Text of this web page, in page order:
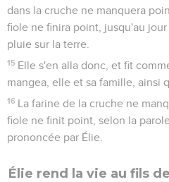
dans la cruche ne manquera
fiole ne finira point, jusqu'au
pluie sur la terre.
15 Elle s'en alla donc, et fit
mangea, elle et sa famille, ainsi
16 La farine de la cruche ne
fiole ne finit point, selon la
prononcée par Élie.
Élie rend la vie au fils